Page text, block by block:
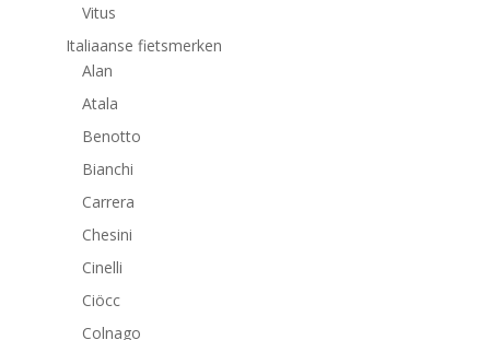
Vitus
Italiaanse fietsmerken
Alan
Atala
Benotto
Bianchi
Carrera
Chesini
Cinelli
Ciöcc
Colnago